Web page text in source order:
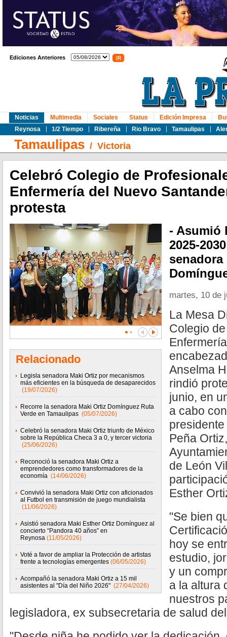
Ediciones Anteriores
Noticias
Reynosa
1/2 Tiempo Ribereña Rio Bravo Tamaulipas
Multimedia Sociales Status Edición Impresa
Tamaulipas / Victoria
Celebró Colegio de
Enfermería del Nuevo
protesta
Relacionado
Legisla senadora Maki Ortiz por mecanismos
más eficientes en la búsqueda de desaparecidos
(19/07/2026)
Recorre la senadora Maki Ortiz Domínguez Ruta
Verde en Tamaulipas (05/07/2026)
Celebró la senadora Maki Ortiz triunfo de México
sobre la República Checa 3 a 0, y tercer victoria
(25/06/2026)
Reconoció la senadora Maki Ortiz a
emprendedores como transformadores de la
economía (14/06/2026)
Convivió la senadora Maki Ortiz con aficionados
al Futbol en transmisión de juego mundialista
(11/06/2026)
Asistió senadora Maki Esther Ortiz Domínguez al
concierto “Pandora 40 años” en
Reynosa (11/05/2026)
Voté a favor de ampliar la Protección de artistas
frente a tecnologías emergentes (06/05/2026)
Acompañó la senadora Maki Ortiz a 15 mil
asistentes al "Día del Niño 2026" (27/04/2026)
- Asumió
2025-
martes, 10 de
La Mesa
Colegio
Anselma
rindió
junio, en
a cabo
Peña
de León
Esther
"Se bien
hoy se
estudio,
y un
a la altura
nuestros
legisladora, ex subsecretaria de salud